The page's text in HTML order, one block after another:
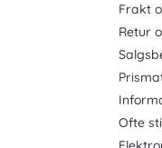
Frakt
Retur
Ofte